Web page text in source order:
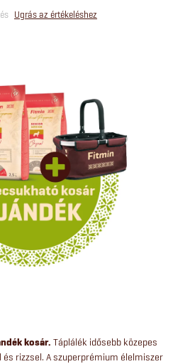
Ugrás az értékeléshez
kosár. Táplálék idősebb közepes
rizzsel. A szuperprémium élelmiszer